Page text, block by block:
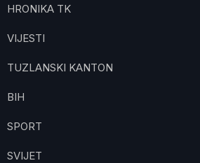
HRONIKA TK
VIJESTI
TUZLANSKI KANTON
BIH
SPORT
SVIJET